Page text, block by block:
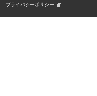
プライバシーポリシー